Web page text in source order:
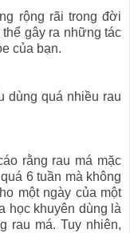
rộng rãi trong đời
gây ra những tác
của bạn.
dùng quá nhiều rau
rằng rau má mặc
6 tuần mà không
một ngày của một
học khuyên dùng là
rau má. Tuy nhiên,